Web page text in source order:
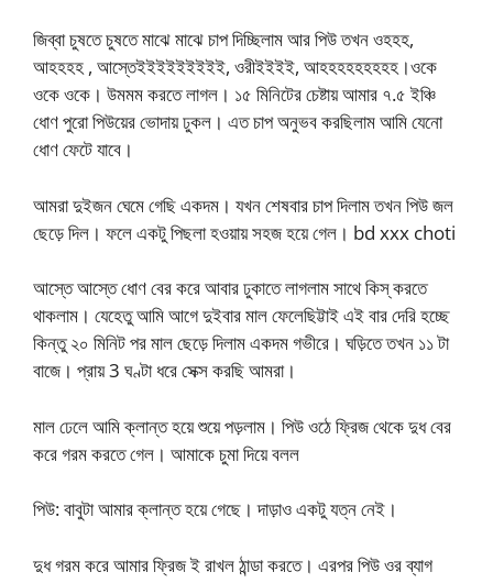
জিব্বা চুষতে চুষতে মাঝে মাঝে চাপ দিচ্ছিলাম আর পিউ তখন ওহহহ,
আহহহহ , আস্তেইইইইইইইইই, ওরীইইইই, আহহহহহহহহহ।ওকে
ওকে ওকে। উমমম করতে লাগল। ১৫ মিনিটের চেষ্টায় আমার ৭.৫ ইঞ্চি
ধোণ পুরো পিউয়ের ভোদায় ঢুকল। এত চাপ অনুভব করছিলাম আমি যেনো
ধোণ ফেটে যাবে।
আমরা দুইজন ঘেমে গেছি একদম। যখন শেষবার চাপ দিলাম তখন পিউ জল
ছেড়ে দিল। ফলে একটু পিছলা হওয়ায় সহজ হয়ে গেল। bd xxx choti
আস্তে আস্তে ধোণ বের করে আবার ঢুকাতে লাগলাম সাথে কিস্ করতে
থাকলাম। যেহেতু আমি আগে দুইবার মাল ফেলেছিট্টাই এই বার দেরি হচ্ছে
কিন্তু ২০ মিনিট পর মাল ছেড়ে দিলাম একদম গভীরে। ঘড়িতে তখন ১১ টা
বাজে। প্রায় 3 ঘণ্টা ধরে সেক্স করছি আমরা।
মাল ঢেলে আমি ক্লান্ত হয়ে শুয়ে পড়লাম। পিউ ওঠে ফ্রিজ থেকে দুধ বের
করে গরম করতে গেল। আমাকে চুমা দিয়ে বলল
পিউ: বাবুটা আমার ক্লান্ত হয়ে গেছে। দাড়াও একটু যত্ন নেই।
দুধ গরম করে আমার ফ্রিজ ই রাখল ঠান্ডা করতে। এরপর পিউ ওর ব্যাগ